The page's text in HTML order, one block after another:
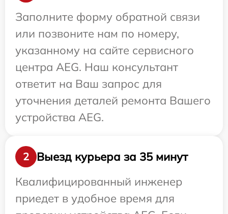
Заполните форму обратной связи
или позвоните нам по номеру,
указанному на сайте сервисного
центра AEG. Наш консультант
ответит на Ваш запрос для
уточнения деталей ремонта Вашего
устройства AEG.
2
Выезд курьера за 35 минут
Квалифицированный инженер
приедет в удобное время для